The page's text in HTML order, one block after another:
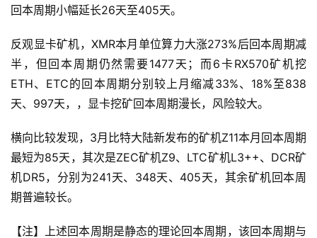
回本周期小幅延长26天至405天。
反观显卡矿机，XMR本月单位算力大涨273%后回本周期减
半，但回本周期仍然需要1477天；而6卡RX570矿机挖
ETH、ETC的回本周期分别较上月缩减33%、18%至838
天、997天，，显卡挖矿回本周期漫长，风险较大。
横向比较发现，3月比特大陆新发布的矿机Z11本月回本周期
最短为85天，其次是ZEC矿机Z9、LTC矿机L3++、DCR矿
机DR5，分别为241天、348天、405天，其余矿机回本周
期普遍较长。
【注】上述回本周期是静态的理论回本周期，该回本周期与